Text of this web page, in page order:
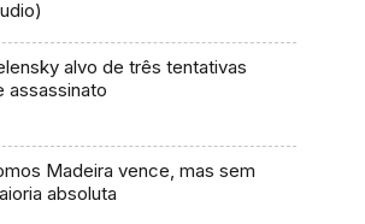
alvo de três tentativas
assassinato
Madeira vence, mas sem
absoluta